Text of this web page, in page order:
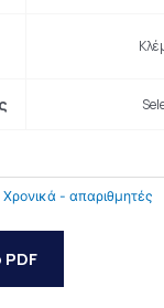
Χρονικά - απαριθμητές